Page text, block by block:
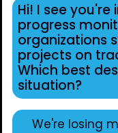
Hi! I see
progress
organizations
projects on
Which best
situation?
We're losing